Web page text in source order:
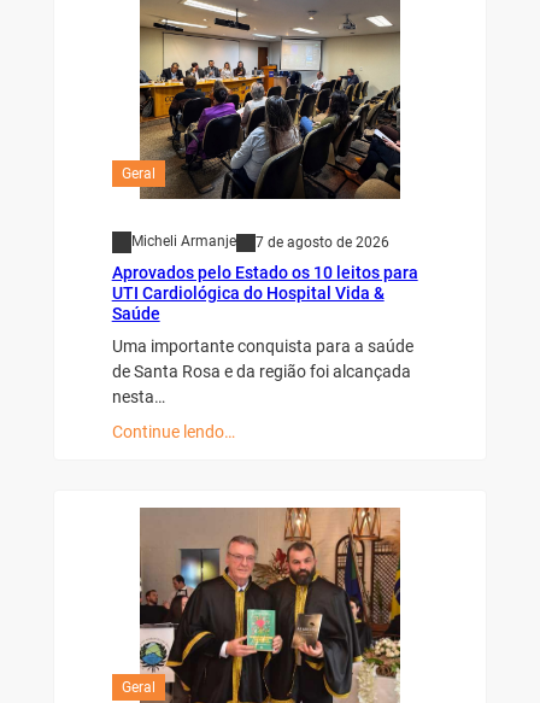
Geral
Micheli Armanje 7 de agosto de 2026
Aprovados pelo Estado os 10 leitos para
UTI Cardiológica do Hospital Vida &
Saúde
Uma importante conquista para a saúde
de Santa Rosa e da região foi alcançada
nesta…
Continue lendo…
Geral